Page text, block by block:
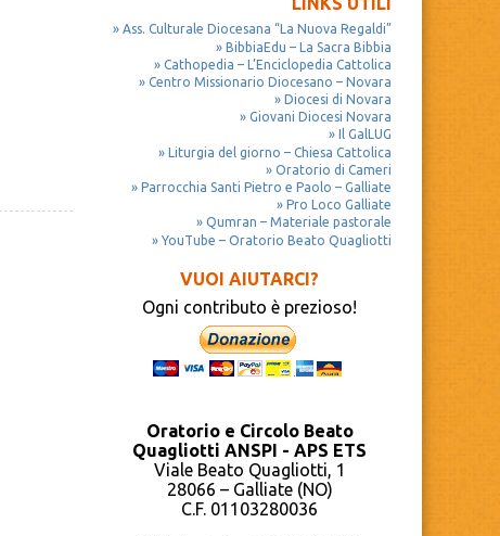
Ass. Culturale Diocesana “La Nuova Regaldi”
BibbiaEdu – La Sacra Bibbia
Cathopedia – L’Enciclopedia Cattolica
Centro Missionario Diocesano – Novara
Diocesi di Novara
Giovani Diocesi Novara
Il GalLUG
Liturgia del giorno – Chiesa Cattolica
Oratorio di Cameri
Parrocchia Santi Pietro e Paolo – Galliate
Pro Loco Galliate
Qumran – Materiale pastorale
YouTube – Oratorio Beato Quagliotti
VUOI AIUTARCI?
Ogni contributo è prezioso!
Oratorio e Circolo Beato
Quagliotti ANSPI - APS ETS
Viale Beato Quagliotti, 1
28066 – Galliate (NO)
C.F. 01103280036